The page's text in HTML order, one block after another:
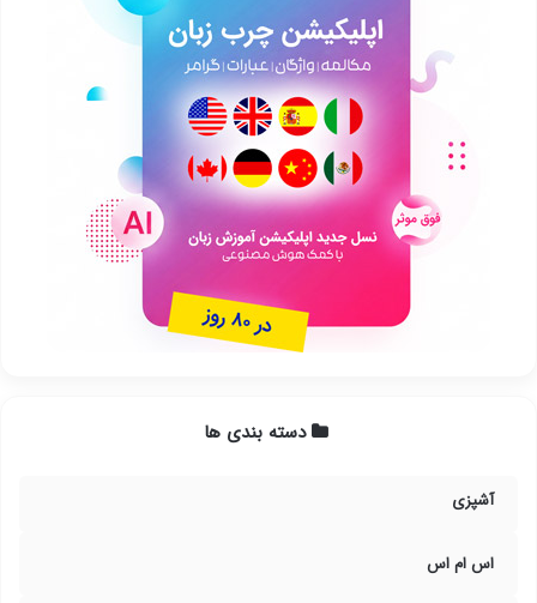
دسته بندی ها
آشپزی
اس ام اس